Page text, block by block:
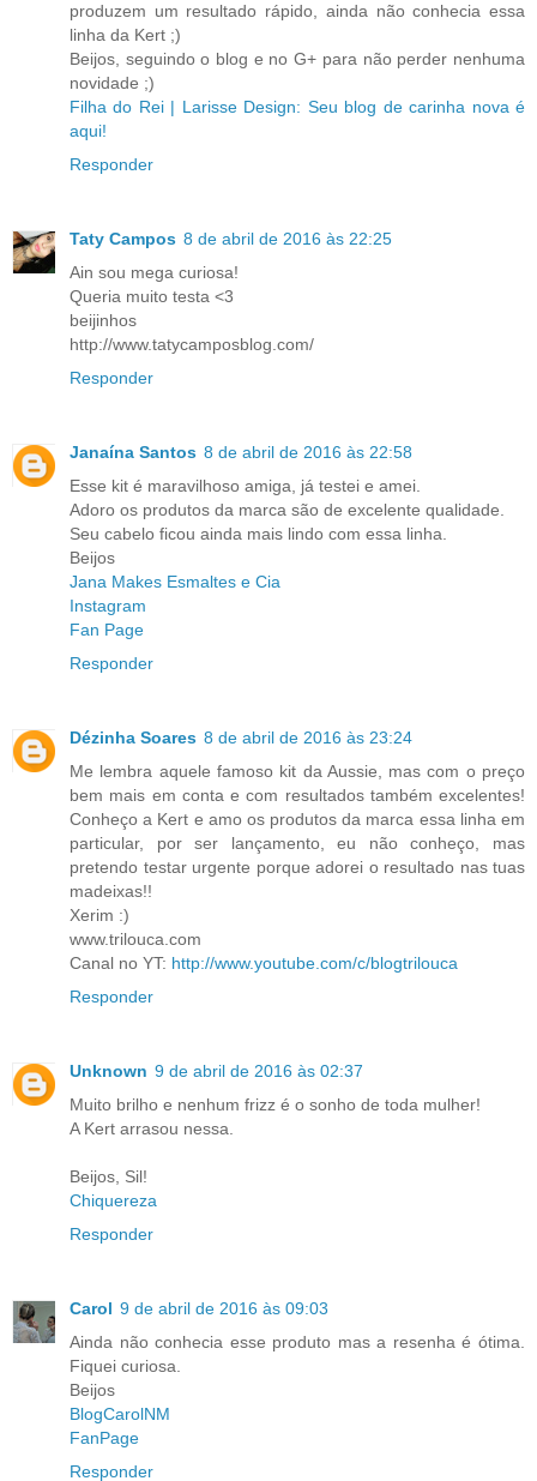
produzem um resultado rápido, ainda não conhecia essa
linha da Kert ;)
Beijos, seguindo o blog e no G+ para não perder nenhuma
novidade ;)
Filha do Rei | Larisse Design: Seu blog de carinha nova é
aqui!
Responder
Taty Campos 8 de abril de 2016 às 22:25
Ain sou mega curiosa!
Queria muito testa <3
beijinhos
http://www.tatycamposblog.com/
Responder
Janaína Santos 8 de abril de 2016 às 22:58
Esse kit é maravilhoso amiga, já testei e amei.
Adoro os produtos da marca são de excelente qualidade.
Seu cabelo ficou ainda mais lindo com essa linha.
Beijos
Jana Makes Esmaltes e Cia
Instagram
Fan Page
Responder
Dézinha Soares 8 de abril de 2016 às 23:24
Me lembra aquele famoso kit da Aussie, mas com o preço
bem mais em conta e com resultados também excelentes!
Conheço a Kert e amo os produtos da marca essa linha em
particular, por ser lançamento, eu não conheço, mas
pretendo testar urgente porque adorei o resultado nas tuas
madeixas!!
Xerim :)
www.trilouca.com
Canal no YT: http://www.youtube.com/c/blogtrilouca
Responder
Unknown 9 de abril de 2016 às 02:37
Muito brilho e nenhum frizz é o sonho de toda mulher!
A Kert arrasou nessa.
Beijos, Sil!
Chiquereza
Responder
Carol 9 de abril de 2016 às 09:03
Ainda não conhecia esse produto mas a resenha é ótima.
Fiquei curiosa.
Beijos
BlogCarolNM
FanPage
Responder